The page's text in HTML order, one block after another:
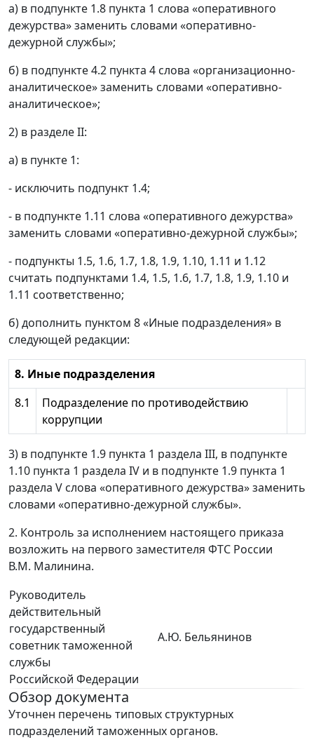
а) в подпункте 1.8 пункта 1 слова «оперативного
дежурства» заменить словами «оперативно-
дежурной службы»;
б) в подпункте 4.2 пункта 4 слова «организационно-
аналитическое» заменить словами «оперативно-
аналитическое»;
2) в разделе II:
а) в пункте 1:
- исключить подпункт 1.4;
- в подпункте 1.11 слова «оперативного дежурства»
заменить словами «оперативно-дежурной службы»;
- подпункты 1.5, 1.6, 1.7, 1.8, 1.9, 1.10, 1.11 и 1.12
считать подпунктами 1.4, 1.5, 1.6, 1.7, 1.8, 1.9, 1.10 и
1.11 соответственно;
б) дополнить пунктом 8 «Иные подразделения» в
следующей редакции:
8. Иные подразделения
8.1
Подразделение по противодействию
коррупции
3) в подпункте 1.9 пункта 1 раздела III, в подпункте
1.10 пункта 1 раздела IV и в подпункте 1.9 пункта 1
раздела V слова «оперативного дежурства» заменить
словами «оперативно-дежурной службы».
2. Контроль за исполнением настоящего приказа
возложить на первого заместителя ФТС России
В.М. Малинина.
Руководитель
действительный
государственный
советник таможенной
службы
Российской Федерации
А.Ю. Бельянинов
Обзор документа
Уточнен перечень типовых структурных
подразделений таможенных органов.